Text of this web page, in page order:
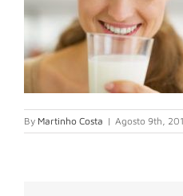
By Martinho Costa | Agosto 9th,